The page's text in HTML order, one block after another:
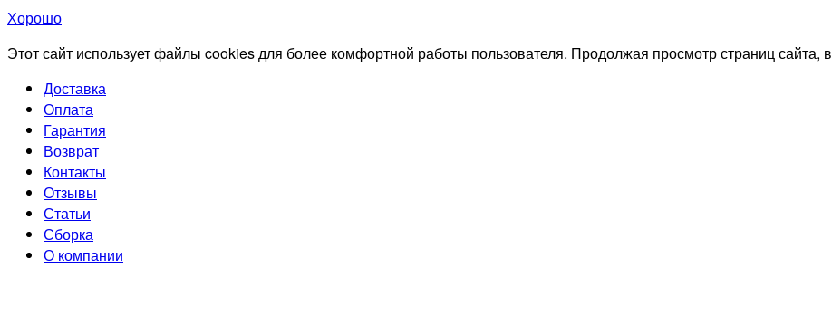
Хорошо
Этот сайт использует файлы cookies для более комфортной работы пользователя. Продолжая просмотр страниц
Доставка
Оплата
Гарантия
Возврат
Контакты
Отзывы
Статьи
Сборка
О компании